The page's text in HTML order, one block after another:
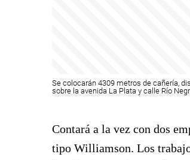
Se colocarán 4309 metros de cañería,
sobre la avenida La Plata y calle Río
Contará a la vez con dos
tipo Williamson. Los